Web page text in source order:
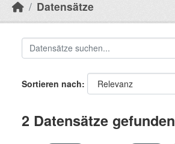
Datensätze
Sortieren nach
2 Datensätze gefunden